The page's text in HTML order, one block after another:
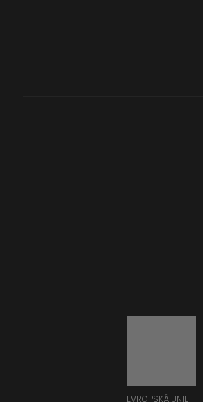
EVROPSKÁ UNIE